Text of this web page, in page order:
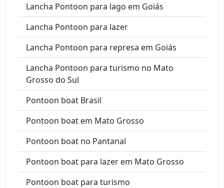
Lancha Pontoon para lago em Goiás
Lancha Pontoon para lazer
Lancha Pontoon para represa em Goiás
Lancha Pontoon para turismo no Mato
Grosso do Sul
Pontoon boat Brasil
Pontoon boat em Mato Grosso
Pontoon boat no Pantanal
Pontoon boat para lazer em Mato Grosso
Pontoon boat para turismo